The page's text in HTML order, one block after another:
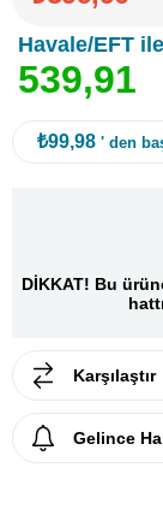
Havale/EFT
539,91
₺99,98 ' den
DİKKAT! Bu
Karşılaştır
Gelince